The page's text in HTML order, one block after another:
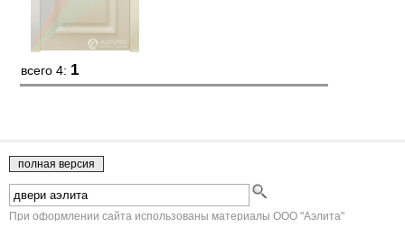
всего 4: 1
При оформлении сайта использованы материалы ООО "Аэлита"